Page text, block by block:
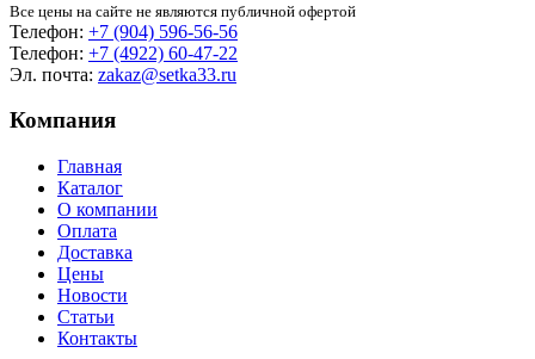
Все цены на сайте не являются публичной офертой
Телефон: +7 (904) 596-56-56
Телефон: +7 (4922) 60-47-22
Эл. почта: zakaz@setka33.ru
Компания
Главная
Каталог
О компании
Оплата
Доставка
Цены
Новости
Статьи
Контакты